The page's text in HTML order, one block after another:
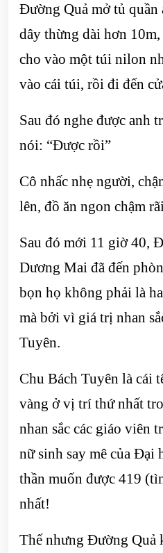
Đường Quả mở tủ quần
dây thừng dài hơn
cho vào một túi nilon
vào cái túi, rồi đi đến
Sau đó nghe được anh
nói: “Được rồi”
Cô nhấc nhẹ người,
lên, đồ ăn ngon chậm
Sau đó mới 11 giờ 40,
Dương Mai đã đến
bọn họ không phải là
mà bởi vì giá trị nhan
Tuyên.
Chu Bách Tuyên là cái
vàng ở vị trí thứ nhất
nhan sắc các giáo viên
nữ sinh say mê của Đại
thần muốn được 419
nhất!
Thế nhưng Đường Quả